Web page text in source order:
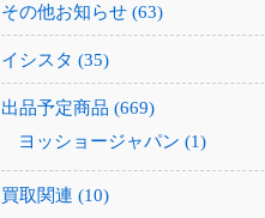
その他お知らせ (63)
イシスタ (35)
出品予定商品 (669)
ヨッショージャパン (1)
買取関連 (10)